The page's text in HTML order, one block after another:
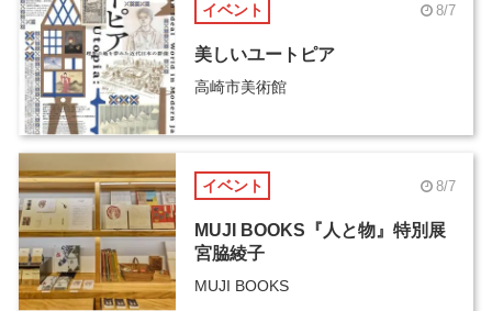
イベント 8/7
美しいユートピア
高崎市美術館
イベント 8/7
MUJI BOOKS『人と物』特別展
宮脇綾子
MUJI BOOKS